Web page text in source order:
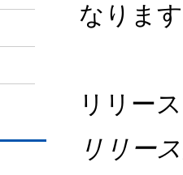
なりま
リリー
リリー